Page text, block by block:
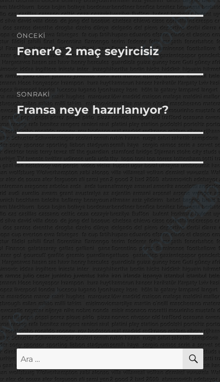
Yazı
gezinmesi
ÖNCEKI
Önceki
yazı:
Fener’e 2 maç seyircisiz
SONRAKI
Sonraki
yazı:
Fransa neye hazırlanıyor?
Ara: